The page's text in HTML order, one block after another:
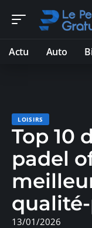
Actu Auto
LOISIRS
Top 10
padel
13/01/2026